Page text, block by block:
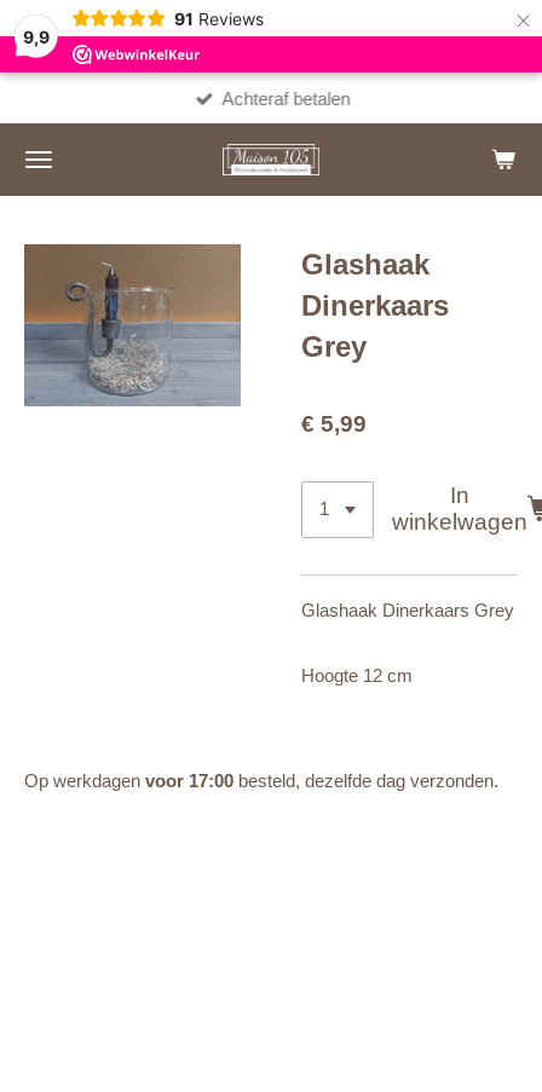
9,9
91 Reviews ×
Achteraf betalen
Glashaak
Dinerkaars
Grey
€ 5,99
In
winkelwagen
Glashaak Dinerkaars Grey
Hoogte 12 cm
Op werkdagen voor 17:00 besteld, dezelfde dag verzonden.